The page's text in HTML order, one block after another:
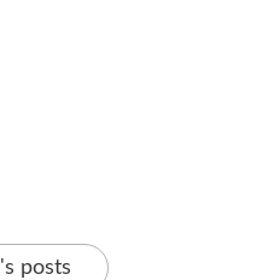
posts